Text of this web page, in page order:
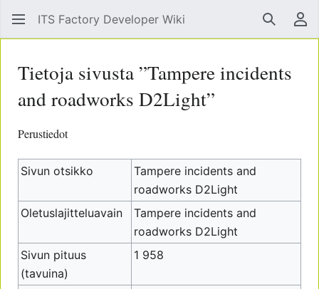
ITS Factory Developer Wiki Hae
Tietoja sivusta ”Tampere incidents
and roadworks D2Light”
Perustiedot
Sivun otsikko
Tampere incidents and
roadworks D2Light
Oletuslajitteluavain
Tampere incidents and
roadworks D2Light
Sivun pituus
(tavuina)
1 958